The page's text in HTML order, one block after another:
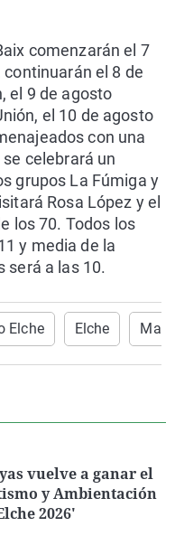
comenzarán el 7
el 8 de
el 9 de agosto
el 10 de agosto
con una
celebrará un
grupos La Fúmiga y
Rosa López y el
los 70. Todos los
y media de la
será a las 10.
Elche Elche
vuelve a ganar el
y Ambientación
2026'